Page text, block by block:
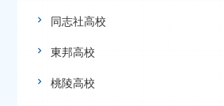
同志社高校
東邦高校
桃陵高校